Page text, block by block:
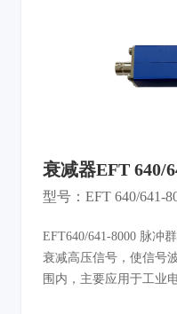
衰减器EFT 640/
型号：EFT 640/641-
EFT640/641-8000 脉冲
衰减高压信号，使信号
围内，主要应用于工业